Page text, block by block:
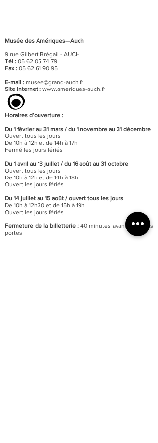
Musée des Amériques—Auch
9 rue Gilbert Brégail - AUCH
Tél : 05 62 05 74 79
Fax : 05 62 61 90 95
E-mail : musee@grand-auch.fr
Site internet : www.ameriques-auch.fr
Horaires d’ouverture :
Du 1 février au 31 mars / du 1 novembre au 31 décembre
Ouvert tous les jours
De 10h à 12h et de 14h à 17h
Fermé les jours fériés
Du 1 avril au 13 juillet / du 16 août au 31 octobre
Ouvert tous les jours
De 10h à 12h et de 14h à 18h
Ouvert les jours fériés
Du 14 juillet au 15 août / ouvert tous les jours
De 10h à 12h30 et de 15h à 19h
Ouvert les jours fériés
Fermeture de la billetterie : 40 minutes avant celle des
portes